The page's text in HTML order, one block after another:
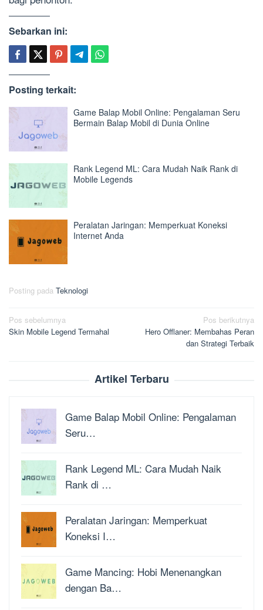
Sebarkan ini:
Posting terkait:
Game Balap Mobil Online: Pengalaman Seru
Bermain Balap Mobil di Dunia Online
Rank Legend ML: Cara Mudah Naik Rank di
Mobile Legends
Peralatan Jaringan: Memperkuat Koneksi
Internet Anda
Posting pada Teknologi
Navigasi
pos
Pos sebelumnya
Skin Mobile Legend Termahal
Pos berikutnya
Hero Offlaner: Membahas Peran
dan Strategi Terbaik
Artikel Terbaru
Game Balap Mobil Online: Pengalaman
Seru…
Rank Legend ML: Cara Mudah Naik
Rank di …
Peralatan Jaringan: Memperkuat
Koneksi I…
Game Mancing: Hobi Menenangkan
dengan Ba…